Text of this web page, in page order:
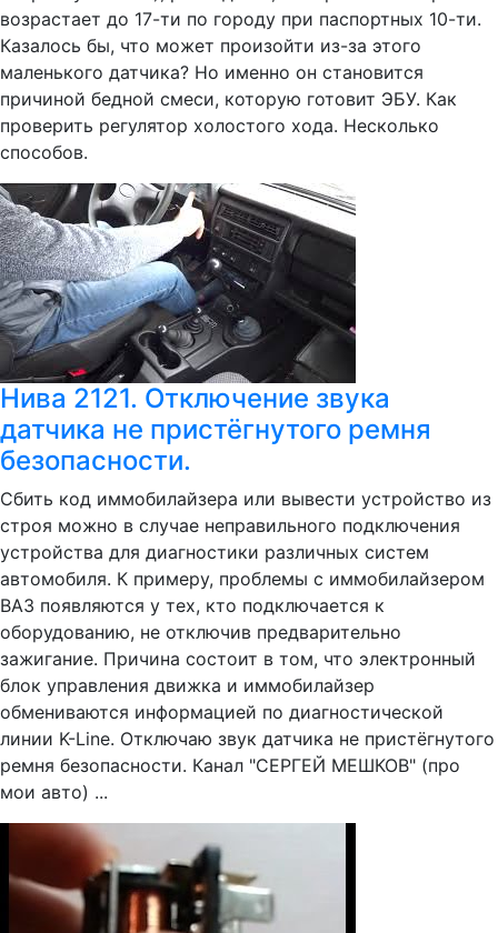
возрастает до 17-ти по городу при паспортных 10-ти.
Казалось бы, что может произойти из-за этого
маленького датчика? Но именно он становится
причиной бедной смеси, которую готовит ЭБУ. Как
проверить регулятор холостого хода. Несколько
способов.
Нива 2121. Отключение звука
датчика не пристёгнутого ремня
безопасности.
Сбить код иммобилайзера или вывести устройство из
строя можно в случае неправильного подключения
устройства для диагностики различных систем
автомобиля. К примеру, проблемы с иммобилайзером
ВАЗ появляются у тех, кто подключается к
оборудованию, не отключив предварительно
зажигание. Причина состоит в том, что электронный
блок управления движка и иммобилайзер
обмениваются информацией по диагностической
линии K-Line. Отключаю звук датчика не пристёгнутого
ремня безопасности. Канал "СЕРГЕЙ МЕШКОВ" (про
мои авто) ...